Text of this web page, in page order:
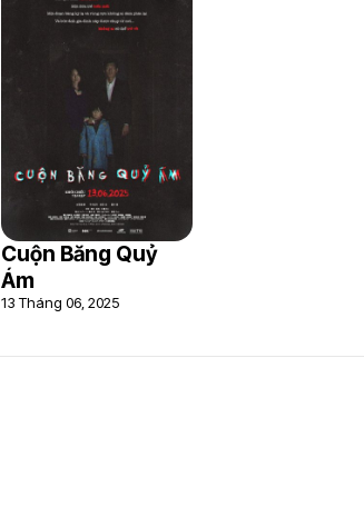
Cuộn Băng Quỷ
Ám
13 Tháng 06, 2025